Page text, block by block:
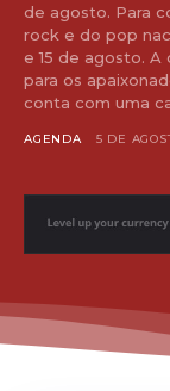
de agosto. Para
rock e do pop
e 15 de agosto. A casa é um famoso ponto de encontro
para os
conta com uma
AGENDA 5 DE